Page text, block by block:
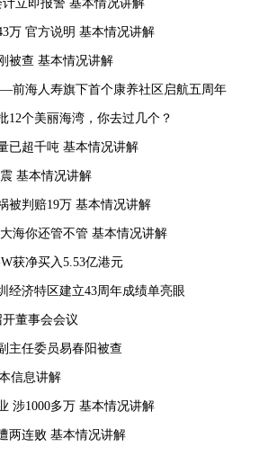
立即报警 基本情况讲解
万 官方说明 基本情况讲解
被查 基本情况讲解
前海人寿旗下首个康养社区启航五周年
12个美丽海湾，你去过几个？
已超千吨 基本情况讲解
基本情况讲解
被判赔19万 基本情况讲解
海你还管不管 基本情况讲解
获净买入5.53亿港元
经济特区建立43周年成绩单亮眼
董事会会议
主任委员易春阳被查
信息讲解
涉1000多万 基本情况讲解
两连败 基本情况讲解